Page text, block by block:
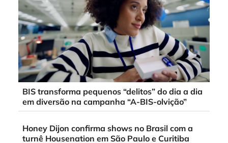
BIS transforma pequenos “delitos” do dia a dia
em diversão na campanha “A-BIS-olvição”
Honey Dijon confirma shows no Brasil com a
turnê Housenation em São Paulo e Curitiba